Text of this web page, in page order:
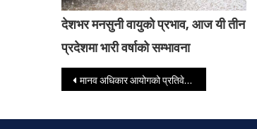
देशभर मनसुनी वायुको प्रभाव, आज यी तीन
प्रदेशमा भारी वर्षाको सम्भावना
Post navigation
मानव अधिकार आयोगको प्रतिवेदन प्रधानमन्त्री कार्यालयमा पुगेको छैन : प्रधानमन्त्री शाह